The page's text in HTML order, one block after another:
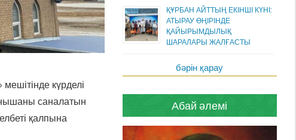
күрделі
нышаны саналатын
қалпына
ҚҰРБАН АЙТТЫҢ ЕКІНШІ КҮНІ:
АТЫРАУ ӨҢІРІНДЕ
ҚАЙЫРЫМДЫЛЫҚ
ШАРАЛАРЫ ЖАЛҒАСТЫ
бәрін қарау
Абай әлемі